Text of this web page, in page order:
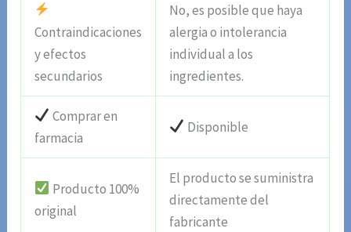
Contraindicaciones
y efectos
secundarios
No, es posible que haya
alergia o intolerancia
individual a los
ingredientes.
Comprar en
farmacia
Disponible
Producto 100%
original
El producto se suministra
directamente del
fabricante